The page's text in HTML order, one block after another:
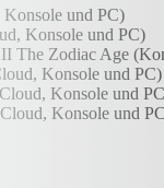
und PC)
Konsole und PC)
The Zodiac Age
Konsole und PC)
Konsole und
Konsole und